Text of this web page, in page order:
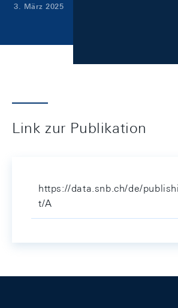
3. März 2025
Link zur Publikation
https://data.snb.ch/de/
t/A